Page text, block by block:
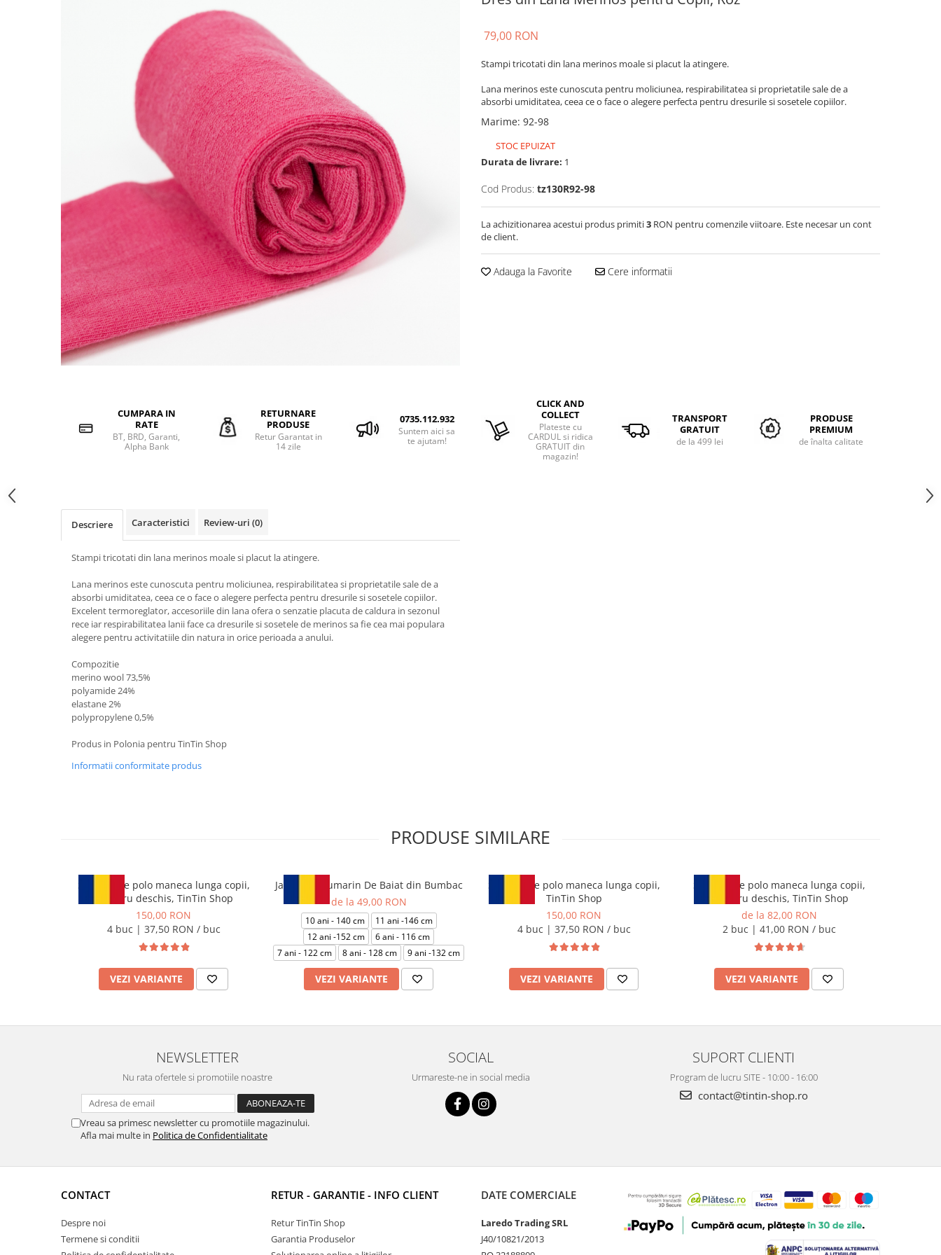
79,00 RON
Stampi tricotati din lana merinos moale si placut la atingere.
Lana merinos este cunoscuta pentru moliciunea, respirabilitatea si proprietatile sale de a
absorbi umiditatea, ceea ce o face o alegere perfecta pentru dresurile si sosetele copiilor.
Marime: 92-98
STOC EPUIZAT
Durata de livrare: 1
Cod Produs: tz130R92-98
La achizitionarea acestui produs primiti3 RON pentru comenzile viitoare. Este necesar un cont
de client.
Adauga la Favorite Cere informatii
CUMPARA IN
RATE
BT, BRD, Garanti,
Alpha Bank
RETURNARE
PRODUSE
Retur Garantat in
14 zile
0735.112.932
Suntem aici sa
te ajutam!
CLICK AND
COLLECT
Plateste cu
CARDUL si ridica
GRATUIT din
magazin!
TRANSPORT
GRATUIT
de la 499 lei
PRODUSE
PREMIUM
de înalta calitate
Descriere Caracteristici Review-uri (0)
Stampi tricotati din lana merinos moale si placut la atingere.
Lana merinos este cunoscuta pentru moliciunea, respirabilitatea si proprietatile sale de a
absorbi umiditatea, ceea ce o face o alegere perfecta pentru dresurile si sosetele copiilor.
Excelent termoreglator, accesoriile din lana ofera o senzatie placuta de caldura in sezonul
rece iar respirabilitatea lanii face ca dresurile si sosetele de merinos sa fie cea mai populara
alegere pentru activitatiile din natura in orice perioada a anului.
Compozitie
merino wool 73,5%
polyamide 24%
elastane 2%
polypropylene 0,5%
Produs in Polonia pentru TinTin Shop
Informatii conformitate produs
PRODUSE SIMILARE
Set 4 bluze polo maneca lunga copii,
albastru deschis, TinTin Shop
150,00 RON
4 buc | 37,50 RON / buc
VEZI VARIANTE
Jacheta Bleumarin De Baiat din Bumbac
de la 49,00 RON
10 ani - 140 cm
11 ani -146 cm
12 ani -152 cm
6 ani - 116 cm
7 ani - 122 cm
8 ani - 128 cm 9 ani -132 cm
VEZI VARIANTE
Set 4 Bluze polo maneca lunga copii,
TinTin Shop
150,00 RON
4 buc | 37,50 RON / buc
VEZI VARIANTE
Set 2 bluze polo maneca lunga copii,
albastru deschis, TinTin Shop
de la 82,00 RON
2 buc | 41,00 RON / buc
VEZI VARIANTE
NEWSLETTER
Nu rata ofertele si promotiile noastre
Vreau sa primesc newsletter cu promotiile magazinului.
Afla mai multe in Politica de Confidentialitate
SOCIAL
Urmareste-ne in social media
SUPORT CLIENTI
Program de lucru SITE - 10:00 - 16:00
contact@tintin-shop.ro
CONTACT
Despre noi
Termene si conditii
RETUR - GARANTIE - INFO CLIENT
Retur TinTin Shop
Garantia Produselor
DATE COMERCIALE
Laredo Trading SRL
J40/10821/2013